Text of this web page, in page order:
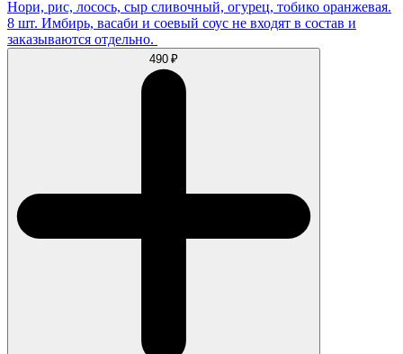
Нори, рис, лосось, сыр сливочный, огурец, тобико оранжевая.
8 шт. Имбирь, васаби и соевый соус не входят в состав и
заказываются отдельно.
490 ₽